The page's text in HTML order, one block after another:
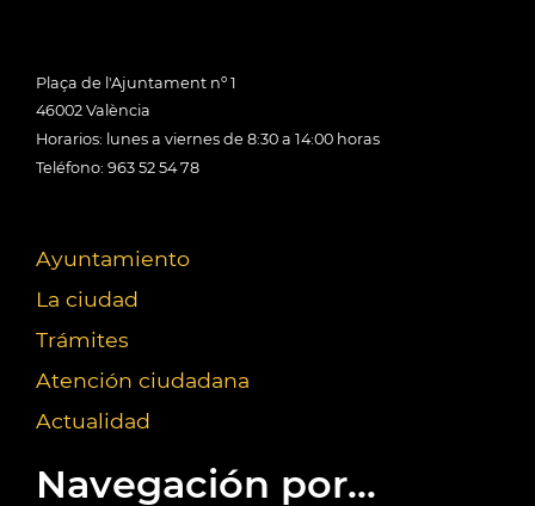
Plaça de l'Ajuntament nº 1
46002 València
Horarios: lunes a viernes de 8:30 a 14:00 horas
Teléfono: 963 52 54 78
Ayuntamiento
La ciudad
Trámites
Atención ciudadana
Actualidad
Navegación por...